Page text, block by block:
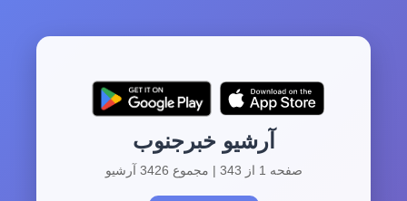
آرشیو خبرجنوب
صفحه 1 از 343 | مجموع 3426 آرشیو